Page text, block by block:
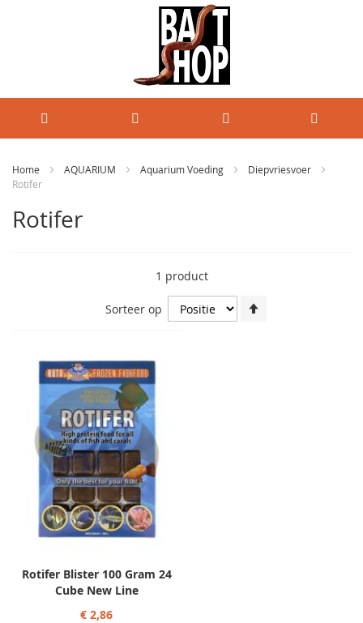
Home AQUARIUM Aquarium Voeding
Diepvriesvoer
Rotifer
Rotifer
1 product
Sorteer op
Rotifer Blister 100 Gram 24
Cube New Line
€ 2,86